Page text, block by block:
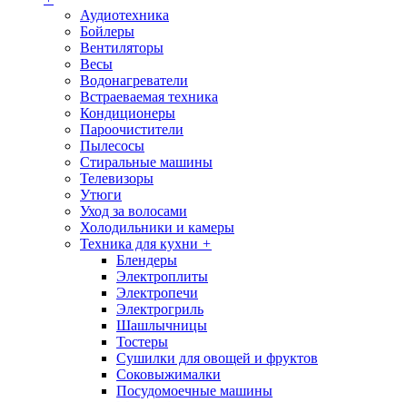
Аудиотехника
Бойлеры
Вентиляторы
Весы
Водонагреватели
Встраеваемая техника
Кондиционеры
Пароочистители
Пылесосы
Стиральные машины
Телевизоры
Утюги
Уход за волосами
Холодильники и камеры
Техника для кухни +
Блендеры
Электроплиты
Электропечи
Электрогриль
Шашлычницы
Тостеры
Сушилки для овощей и фруктов
Соковыжималки
Посудомоечные машины